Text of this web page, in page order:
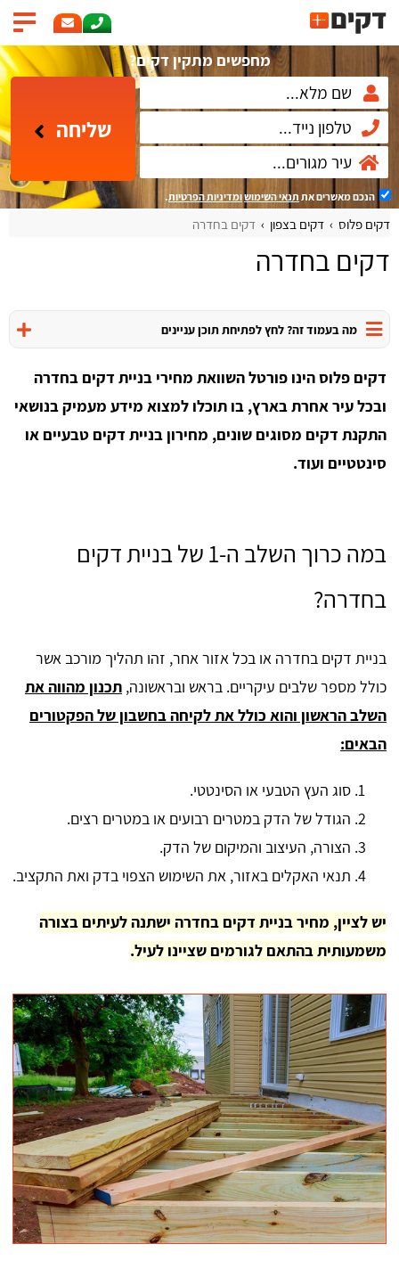
מחפשים מתקין דקים?
שליחה
הנכם מאשרים את תנאי השימושומדיניות הפרטיות.
דקים פלוס דקים בצפון דקים בחדרה
דקים בחדרה
מה בעמוד זה? לחץ לפתיחת תוכן עניינים
דקים פלוס הינו פורטל השוואת מחירי בניית דקים בחדרה
ובכל עיר אחרת בארץ, בו תוכלו למצוא מידע מעמיק בנושאי
התקנת דקים מסוגים שונים, מחירון בניית דקים טבעיים או
סינטטיים ועוד.
במה כרוך השלב ה-1 של בניית דקים
בחדרה?
בניית דקים בחדרה או בכל אזור אחר, זהו תהליך מורכב אשר
כולל מספר שלבים עיקריים. בראש ובראשונה, תכנון מהווה את
השלב הראשון והוא כולל את לקיחה בחשבון של הפקטורים
הבאים:
סוג העץ הטבעי או הסינטטי.
הגודל של הדק במטרים רבועים או במטרים רצים.
הצורה, העיצוב והמיקום של הדק.
תנאי האקלים באזור, את השימוש הצפוי בדק ואת התקציב.
יש לציין, מחיר בניית דקים בחדרה ישתנה לעיתים בצורה
משמעותית בהתאם לגורמים שציינו לעיל.